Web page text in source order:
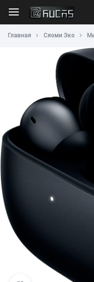
Главная Сяоми Эко